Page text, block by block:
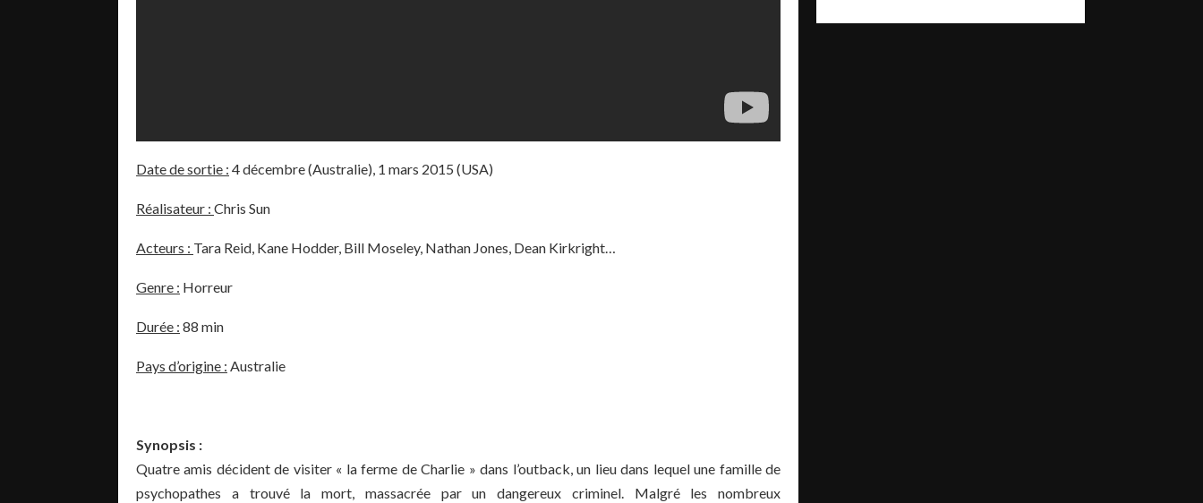
Date de sortie : 4 décembre (Australie), 1 mars 2015 (USA)
Réalisateur : Chris Sun
Acteurs : Tara Reid, Kane Hodder, Bill Moseley, Nathan Jones, Dean Kirkright…
Genre : Horreur
Durée : 88 min
Pays d’origine : Australie
Synopsis :
Quatre amis décident de visiter « la ferme de Charlie » dans l’outback, un lieu dans lequel une famille de
psychopathes a trouvé la mort, massacrée par un dangereux criminel. Malgré les nombreux